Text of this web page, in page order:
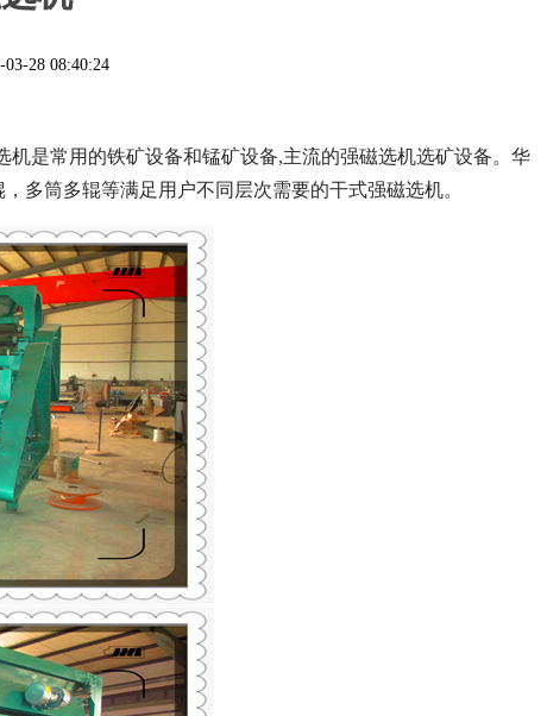
03-28 08:40:24
机是常用的铁矿设备和锰矿设备,主流的强磁选机选矿设备。华
多筒多辊等满足用户不同层次需要的干式强磁选机。